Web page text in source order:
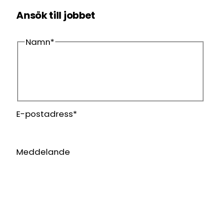
Ansök till jobbet
Namn*
Efternamn
E-postadress*
Meddelande